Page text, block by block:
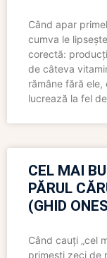
Când apar
cumva le
corectă:
de câteva
rămâne fără ele,
lucrează la fel
CEL MAI
PĂRUL
(GHID
Când cauți „cel
primești zeci de